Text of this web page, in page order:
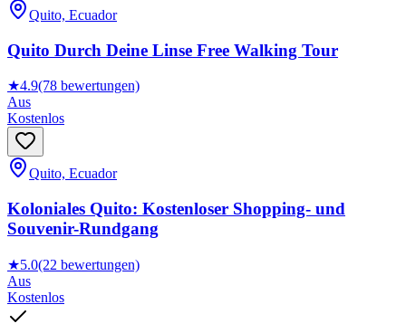
Quito, Ecuador
Quito Durch Deine Linse Free Walking Tour
★4.9(78 bewertungen)
Aus
Kostenlos
Quito, Ecuador
Koloniales Quito: Kostenloser Shopping- und
Souvenir-Rundgang
★5.0(22 bewertungen)
Aus
Kostenlos